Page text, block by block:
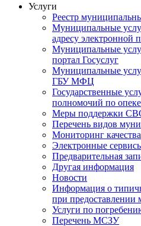
Услуги
Реестр
Муниципальные
адресу электронной
Муниципальные
портал Госуслуг
Муниципальные
ГБУ МФЦ
Государственные
полномочий по
Меры поддержки
Перечень видов
Мониторинг
Электронные
Предварительная
Другая информация
Новости
Информация о
при предоставлении
Услуги по
Перечень МСЗУ